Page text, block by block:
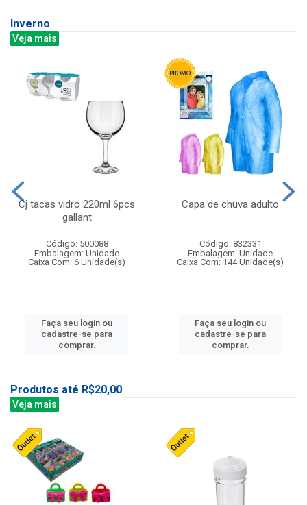
Inverno
Veja mais
Cj tacas vidro 220ml 6pcs
gallant
Código: 500088
Embalagem: Unidade
Caixa Com: 6 Unidade(s)
Faça seu login ou
cadastre-se para
comprar.
Capa de chuva adulto
Código: 832331
Embalagem: Unidade
Caixa Com: 144 Unidade(s)
Faça seu login ou
cadastre-se para
comprar.
Produtos até R$20,00
Veja mais